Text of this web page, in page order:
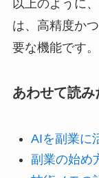
以上のように
は、高精度か
要な機能です。
あわせて読み
AIを副業に
副業の始め